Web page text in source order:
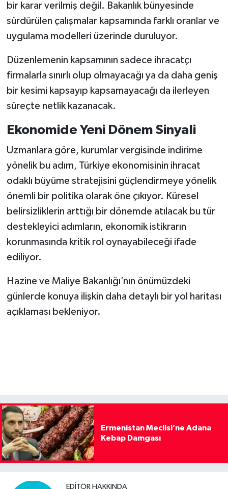
bir karar verilmiş değil. Bakanlık bünyesinde
sürdürülen çalışmalar kapsamında farklı oranlar ve
uygulama modelleri üzerinde duruluyor.
Düzenlemenin kapsamının sadece ihracatçı
firmalarla sınırlı olup olmayacağı ya da daha geniş
bir kesimi kapsayıp kapsamayacağı da ilerleyen
süreçte netlik kazanacak.
Ekonomide Yeni Dönem Sinyali
Uzmanlara göre, kurumlar vergisinde indirime
yönelik bu adım, Türkiye ekonomisinin ihracat
odaklı büyüme stratejisini güçlendirmeye yönelik
önemli bir politika olarak öne çıkıyor. Küresel
belirsizliklerin arttığı bir dönemde atılacak bu tür
destekleyici adımların, ekonomik istikrarın
korunmasında kritik rol oynayabileceği ifade
ediliyor.
Hazine ve Maliye Bakanlığı’nın önümüzdeki
günlerde konuya ilişkin daha detaylı bir yol haritası
açıklaması bekleniyor.
Ermenistan Meclisi’ne Adana
Kebap Damgası
EDITÖR HAKKINDA